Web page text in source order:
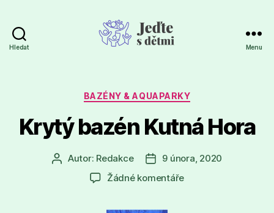
Hledat Menu
Rubriky
BAZÉNY & AQUAPARKY
Krytý bazén Kutná Hora
Autor
příspěvku
Autor: Redakce
Datum
příspěvku
9 února, 2020
Žádné komentářeu